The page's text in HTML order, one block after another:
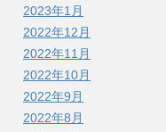
2023年1月
2022年12月
2022年11月
2022年10月
2022年9月
2022年8月